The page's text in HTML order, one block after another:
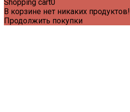
Shopping cart0
В корзине нет никаких продуктов!
Продолжить покупки